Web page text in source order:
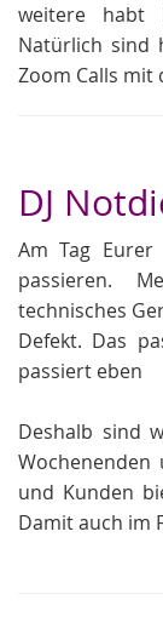
weitere habt
Natürlich sind
Zoom Calls mit
DJ
Am Tag
passieren.
technisches
Defekt. Das
passiert eben
Deshalb sind
Wochenenden
und Kunden
Damit auch im